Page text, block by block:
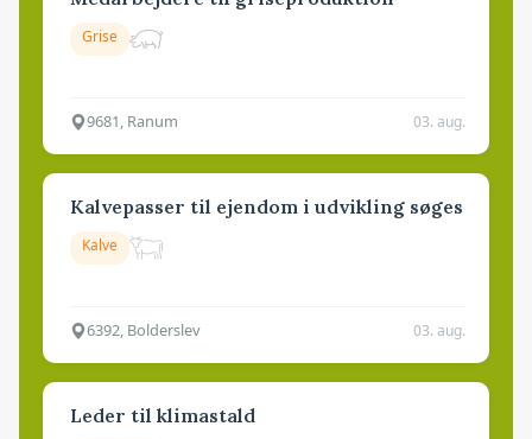
Grise
9681, Ranum 03. aug.
Kalvepasser til ejendom i udvikling søges
Kalve
6392, Bolderslev 03. aug.
Leder til klimastald